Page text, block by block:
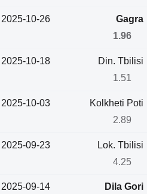
2025-10-26 Gagra
1.96
2025-10-18 Din. Tbilisi
1.51
2025-10-03 Kolkheti Poti
2.89
2025-09-23 Lok. Tbilisi
4.25
2025-09-14 Dila Gori